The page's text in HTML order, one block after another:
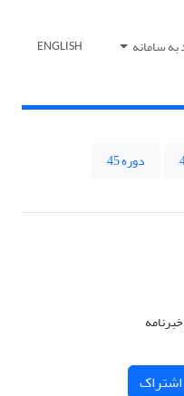
سامانه ENGLISH
دوره 45
اشتراک